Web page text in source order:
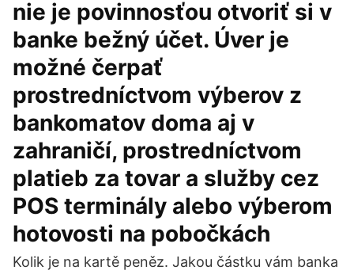
nie je povinnosťou otvoriť si v
banke bežný účet. Úver je
možné čerpať
prostredníctvom výberov z
bankomatov doma aj v
zahraničí, prostredníctvom
platieb za tovar a služby cez
POS terminály alebo výberom
hotovosti na pobočkách
Kolik je na kartě peněz. Jakou částku vám banka